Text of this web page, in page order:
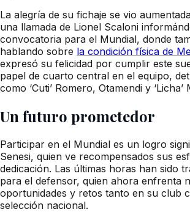
La alegría de su fichaje se vio
una llamada de Lionel Scaloni
convocatoria para el Mundial, donde
hablando sobre la condición física de
expresó su felicidad por cumplir este
papel de cuarto central en el equipo,
como ‘Cuti’ Romero, Otamendi y ‘Licha’
Un futuro prometedor
Participar en el Mundial es un logro
Senesi, quien ve recompensados sus
dedicación. Las últimas horas han sido
para el defensor, quien ahora enfrenta
oportunidades y retos tanto en su club
selección nacional.